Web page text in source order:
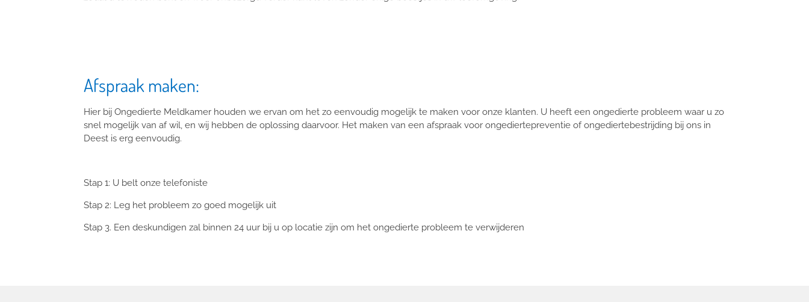
Afspraak maken:
Hier bij Ongedierte Meldkamer houden we ervan om het zo eenvoudig mogelijk te maken voor onze klanten. U heeft een ongedierte probleem waar u zo
snel mogelijk van af wil, en wij hebben de oplossing daarvoor. Het maken van een afspraak voor ongediertepreventie of ongediertebestrijding bij ons in
Deest is erg eenvoudig.
Stap 1: U belt onze telefoniste
Stap 2: Leg het probleem zo goed mogelijk uit
Stap 3. Een deskundigen zal binnen 24 uur bij u op locatie zijn om het ongedierte probleem te verwijderen